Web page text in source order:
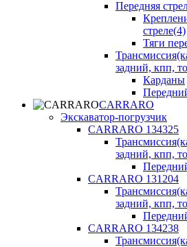
Передняя
стреле(4)
Тяги
задний, кпп,
Карданы
CARRARO
Экскаватор-погрузчик
CARRARO 134325
задний, кпп,
CARRARO 131204
задний, кпп,
CARRARO 134238